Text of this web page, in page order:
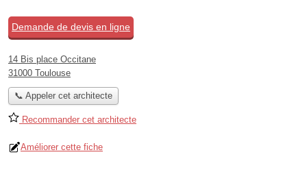
Demande de devis en ligne
14 Bis place Occitane
31000 Toulouse
📞 Appeler cet architecte
Recommander cet architecte
Améliorer cette fiche